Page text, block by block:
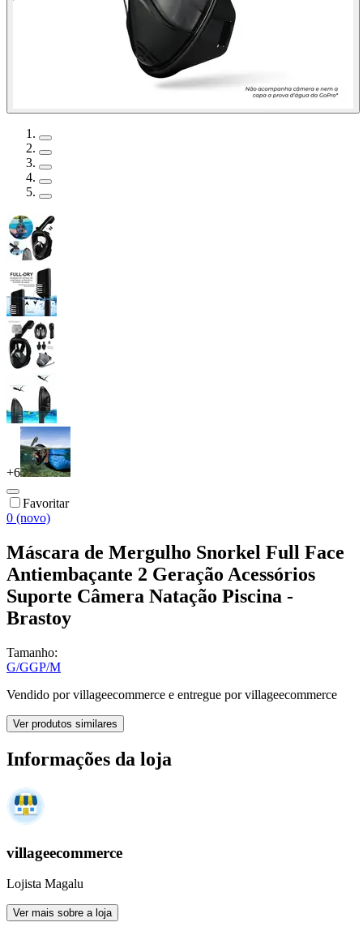
+6
Favoritar
0 (novo)
Máscara de Mergulho Snorkel Full Face
Antiembaçante 2 Geração Acessórios
Suporte Câmera Natação Piscina -
Brastoy
Tamanho:
G/GGP/M
Vendido porvillageecommerce e entregue por villageecommerce
Ver produtos similares
Informações da loja
villageecommerce
Lojista Magalu
Ver mais sobre a loja